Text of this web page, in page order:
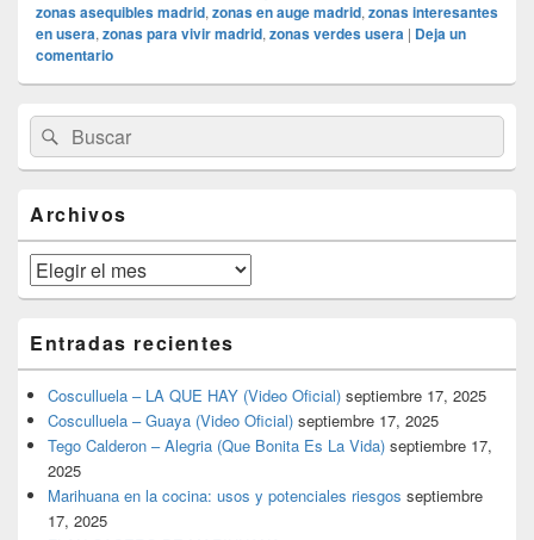
zonas asequibles madrid, zonas en auge madrid, zonas interesantes
en usera, zonas para vivir madrid, zonas verdes usera | Deja un
comentario
área
de
widget
lateral
primaria
Buscar
por:
Buscar
Archivos
Archivos
Entradas recientes
Cosculluela – LA QUE HAY (Video Oficial) septiembre 17, 2025
Cosculluela – Guaya (Video Oficial) septiembre 17, 2025
Tego Calderon – Alegria (Que Bonita Es La Vida) septiembre 17,
2025
Marihuana en la cocina: usos y potenciales riesgos septiembre
17, 2025